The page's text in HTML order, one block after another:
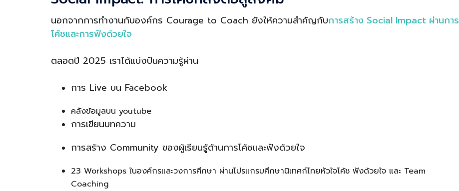
นอกจากการทำงานกับองค์กร Courage to Coach ยังให้ความสำคัญกับการสร้าง Social Impact ผ่านการ
โค้ชและการฟังด้วยใจ
ตลอดปี 2025 เราได้แบ่งปันความรู้ผ่าน
การ Live บน Facebook
คลังข้อมูลบน youtube
การเขียนบทความ
การสร้าง Community ของผู้เรียนรู้ด้านการโค้ชและฟังด้วยใจ
23 Workshops ในองค์กรและวงการศึกษา ผ่านโปรแกรมศึกษานิเทศก์ไทยหัวใจโค้ช ฟังด้วยใจ และ Team
Coaching